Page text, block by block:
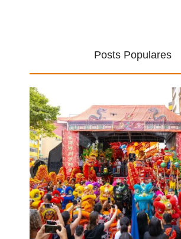
Posts Populares